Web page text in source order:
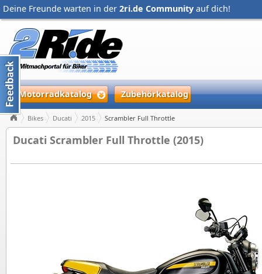
Deine Freunde warten in der 2ri.de Community auf dich!
Motorradkatalog Zubehörkatalog
Bikes Ducati 2015 Scrambler Full Throttle
Ducati Scrambler Full Throttle (2015)